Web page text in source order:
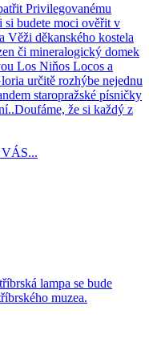
Privilegovanému
si budete moci ověřit v
Věži děkanského kostela
či mineralogický domek
Los Niňos Locos a
určitě rozhýbe nejednu
staropražské písničky
že si každý z
VÁS...
lampa se bude
muzea.